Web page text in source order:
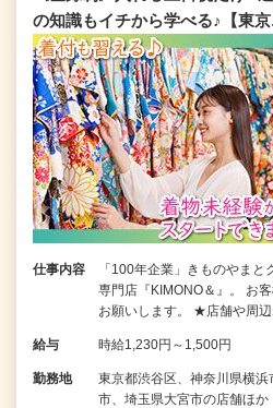
の知識もイチから学べる♪【東京
仕事内容
「100年企業」きものやま
専門店『KIMONO＆』。 お
お願いします。 ★店舗や周
給与 時給1,230円～1,500円
勤務地
東京都渋谷区、神奈川県横
市、埼玉県大宮市の店舗ほ